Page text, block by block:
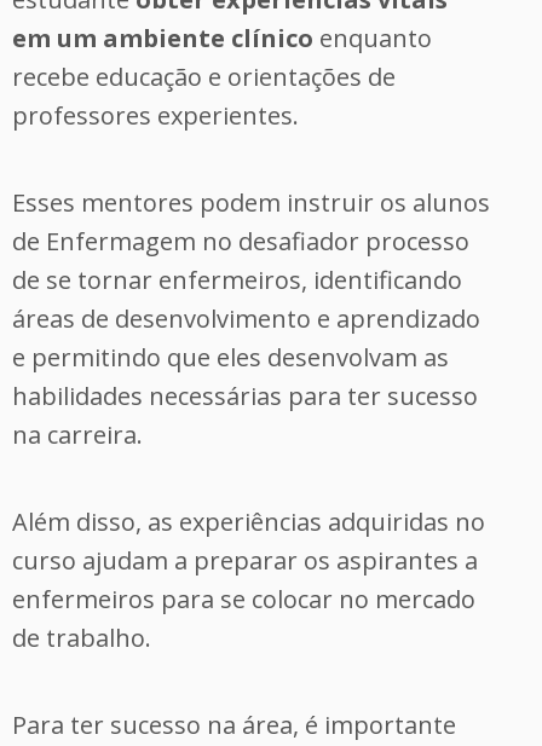
em um ambiente clínico enquanto
recebe educação e orientações de
professores experientes.
Esses mentores podem instruir os alunos
de Enfermagem no desafiador processo
de se tornar enfermeiros, identificando
áreas de desenvolvimento e aprendizado
e permitindo que eles desenvolvam as
habilidades necessárias para ter sucesso
na carreira.
Além disso, as experiências adquiridas no
curso ajudam a preparar os aspirantes a
enfermeiros para se colocar no mercado
de trabalho.
Para ter sucesso na área, é importante